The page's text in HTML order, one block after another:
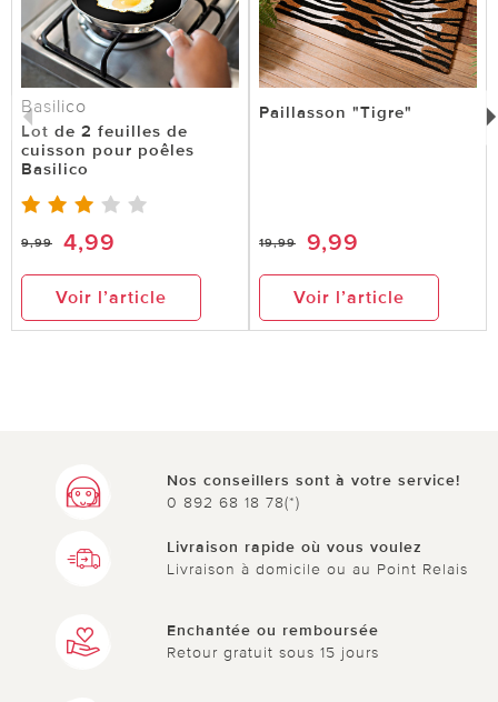
de cuisine. Le design est vraiment très réussi.
Merci à Vitrine Magique de toujours nous
dénicher des produits sympa et pratiques.
1 sur 1 ont trouvé cette évaluation utile.
utile
Basilico
Lot de 2 feuilles de
cuisson pour poêles
Basilico
9,99 4,99
Voir l’article
Paillasson "Tigre"
19,99 9,99
Voir l’article
Nos conseillers sont à votre service!
0 892 68 18 78(*)
Livraison rapide où vous voulez
Livraison à domicile ou au Point Relais
Enchantée ou remboursée
Retour gratuit sous 15 jours